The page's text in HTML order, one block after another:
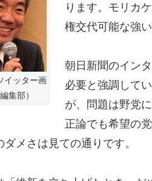
イッター画
集部）
ります。モリカ
権交代可能な強
朝日新聞のイン
必要と強調して
が、問題は野党
正論でも希望の
メさは見ての通りです。